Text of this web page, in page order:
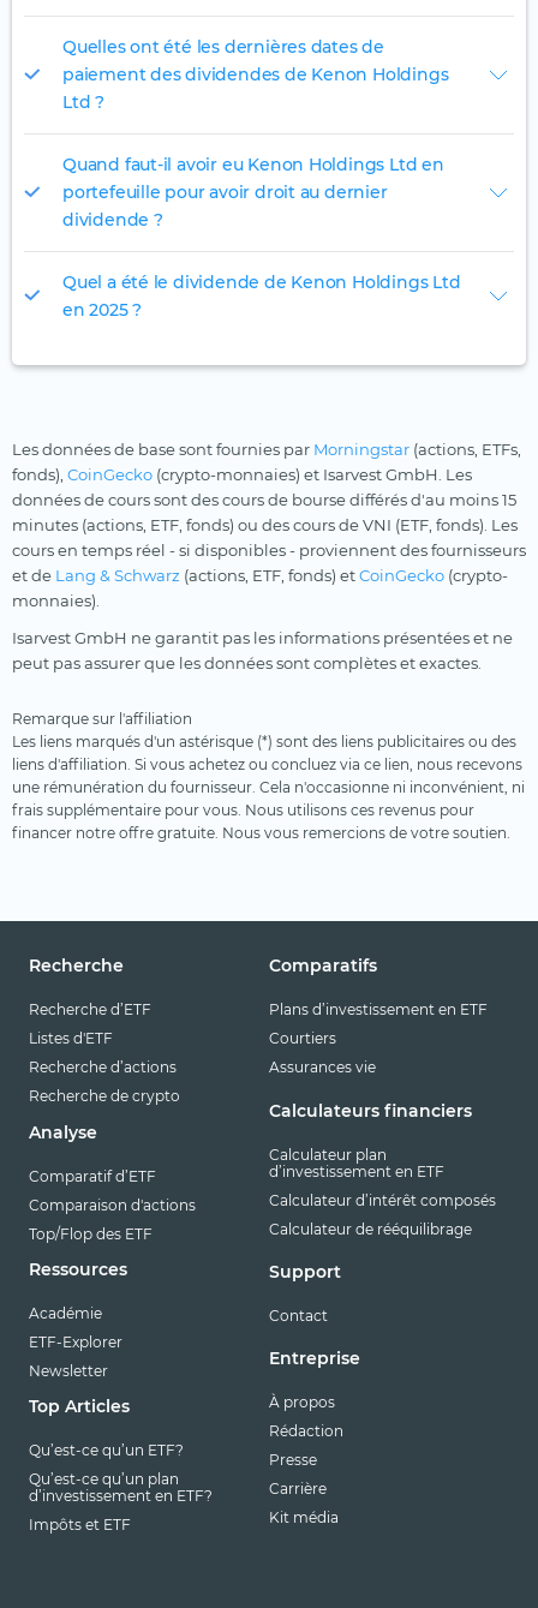
Quelles ont été les dernières dates de
paiement des dividendes de Kenon Holdings
Ltd ?
Quand faut-il avoir eu Kenon Holdings Ltd en
portefeuille pour avoir droit au dernier
dividende ?
Quel a été le dividende de Kenon Holdings Ltd
en 2025 ?
Les données de base sont fournies par Morningstar (actions, ETFs,
fonds), CoinGecko (crypto-monnaies) et Isarvest GmbH. Les
données de cours sont des cours de bourse différés d'au moins 15
minutes (actions, ETF, fonds) ou des cours de VNI (ETF, fonds). Les
cours en temps réel - si disponibles - proviennent des fournisseurs
et de Lang & Schwarz (actions, ETF, fonds) etCoinGecko (crypto-
monnaies).
Isarvest GmbH ne garantit pas les informations présentées et ne
peut pas assurer que les données sont complètes et exactes.
Remarque sur l'affiliation
Les liens marqués d'un astérisque (*) sont des liens publicitaires ou des
liens d'affiliation. Si vous achetez ou concluez via ce lien, nous recevons
une rémunération du fournisseur. Cela n'occasionne ni inconvénient, ni
frais supplémentaire pour vous. Nous utilisons ces revenus pour
financer notre offre gratuite. Nous vous remercions de votre soutien.
Recherche
Recherche d’ETF
Listes d'ETF
Recherche d’actions
Recherche de crypto
Analyse
Comparatif d’ETF
Comparaison d'actions
Top/Flop des ETF
Ressources
Académie
ETF-Explorer
Newsletter
Top Articles
Qu’est-ce qu’un ETF?
Qu’est-ce qu’un plan
d’investissement en ETF?
Impôts et ETF
Comparatifs
Plans d’investissement en ETF
Courtiers
Assurances vie
Calculateurs financiers
Calculateur plan
d’investissement en ETF
Calculateur d’intérêt composés
Calculateur de rééquilibrage
Support
Contact
Entreprise
À propos
Rédaction
Presse
Carrière
Kit média